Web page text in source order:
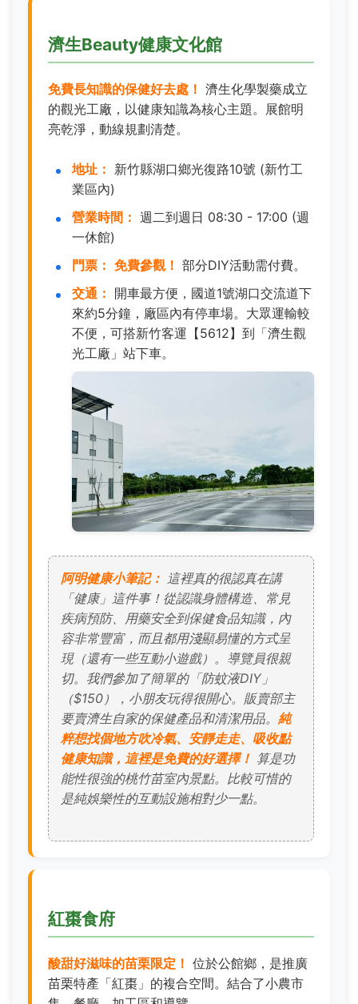
濟生Beauty健康文化館
免費長知識的保健好去處！ 濟生化學製藥成立
的觀光工廠，以健康知識為核心主題。展館明
亮乾淨，動線規劃清楚。
地址： 新竹縣湖口鄉光復路10號 (新竹工
業區內)
營業時間： 週二到週日 08:30 - 17:00 (週
一休館)
門票： 免費參觀！ 部分DIY活動需付費。
交通： 開車最方便，國道1號湖口交流道下
來約5分鐘，廠區內有停車場。大眾運輸較
不便，可搭新竹客運【5612】到「濟生觀
光工廠」站下車。
阿明健康小筆記： 這裡真的很認真在講
「健康」這件事！從認識身體構造、常見
疾病預防、用藥安全到保健食品知識，內
容非常豐富，而且都用淺顯易懂的方式呈
現（還有一些互動小遊戲）。導覽員很親
切。我們參加了簡單的「防蚊液DIY」
（$150），小朋友玩得很開心。販賣部主
要賣濟生自家的保健產品和清潔用品。 純
粹想找個地方吹冷氣、安靜走走、吸收點
健康知識，這裡是免費的好選擇！ 算是功
能性很強的桃竹苗室內景點。比較可惜的
是純娛樂性的互動設施相對少一點。
紅棗食府
酸甜好滋味的苗栗限定！ 位於公館鄉，是推廣
苗栗特產「紅棗」的複合空間。結合了小農市